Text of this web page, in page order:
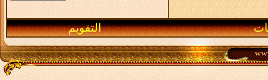
التقويم